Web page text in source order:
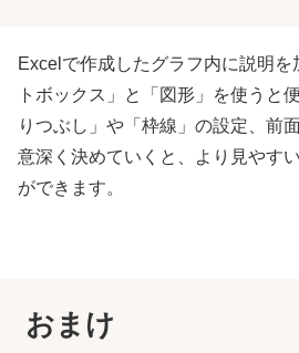
Excelで作成したグラフ内に説明を
トボックス」と「図形」を使うと
りつぶし」や「枠線」の設定、前
意深く決めていくと、より見やす
ができます。
おまけ